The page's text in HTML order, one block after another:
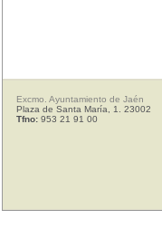
Excmo. Ayuntamiento de Jaén
Plaza de Santa María, 1. 23002
Tfno: 953 21 91 00